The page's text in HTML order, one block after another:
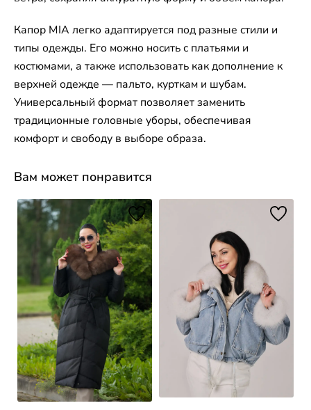
Капор MIA легко адаптируется под разные стили и
типы одежды. Его можно носить с платьями и
костюмами, а также использовать как дополнение к
верхней одежде — пальто, курткам и шубам.
Универсальный формат позволяет заменить
традиционные головные уборы, обеспечивая
комфорт и свободу в выборе образа.
Вам может понравится